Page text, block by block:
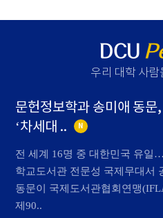
DCU
우리 대학 사람
문헌정보학과 송미애 동문
‘차세대 ..
N
전 세계 16명 중 대한민국 유일
학교도서관 전문성 국제무대서
동문이 국제도서관협회연맹
제90..